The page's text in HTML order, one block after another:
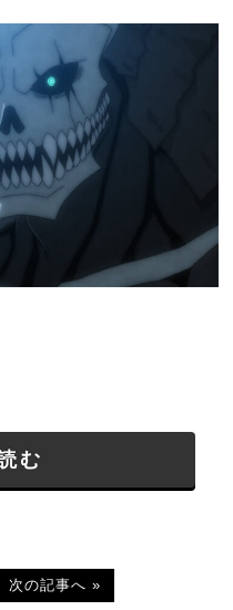
む
次の記事へ »